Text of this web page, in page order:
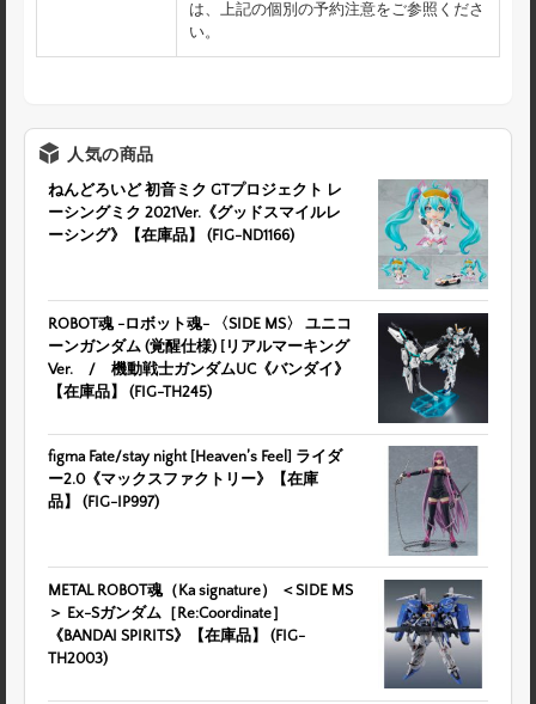
は、上記の個別の予約注意をご参照くださ
い。
人気の商品
ねんどろいど 初音ミク GTプロジェクト レ
ーシングミク 2021Ver.《グッドスマイルレ
ーシング》【在庫品】 (FIG-ND1166)
ROBOT魂 -ロボット魂- 〈SIDE MS〉 ユニコ
ーンガンダム (覚醒仕様) [リアルマーキング
Ver. / 機動戦士ガンダムUC《バンダイ》
【在庫品】 (FIG-TH245)
figma Fate/stay night [Heaven’s Feel] ライダ
ー2.0《マックスファクトリー》【在庫
品】 (FIG-IP997)
METAL ROBOT魂（Ka signature） ＜SIDE MS
＞ Ex-Sガンダム［Re:Coordinate］
《BANDAI SPIRITS》【在庫品】 (FIG-
TH2003)